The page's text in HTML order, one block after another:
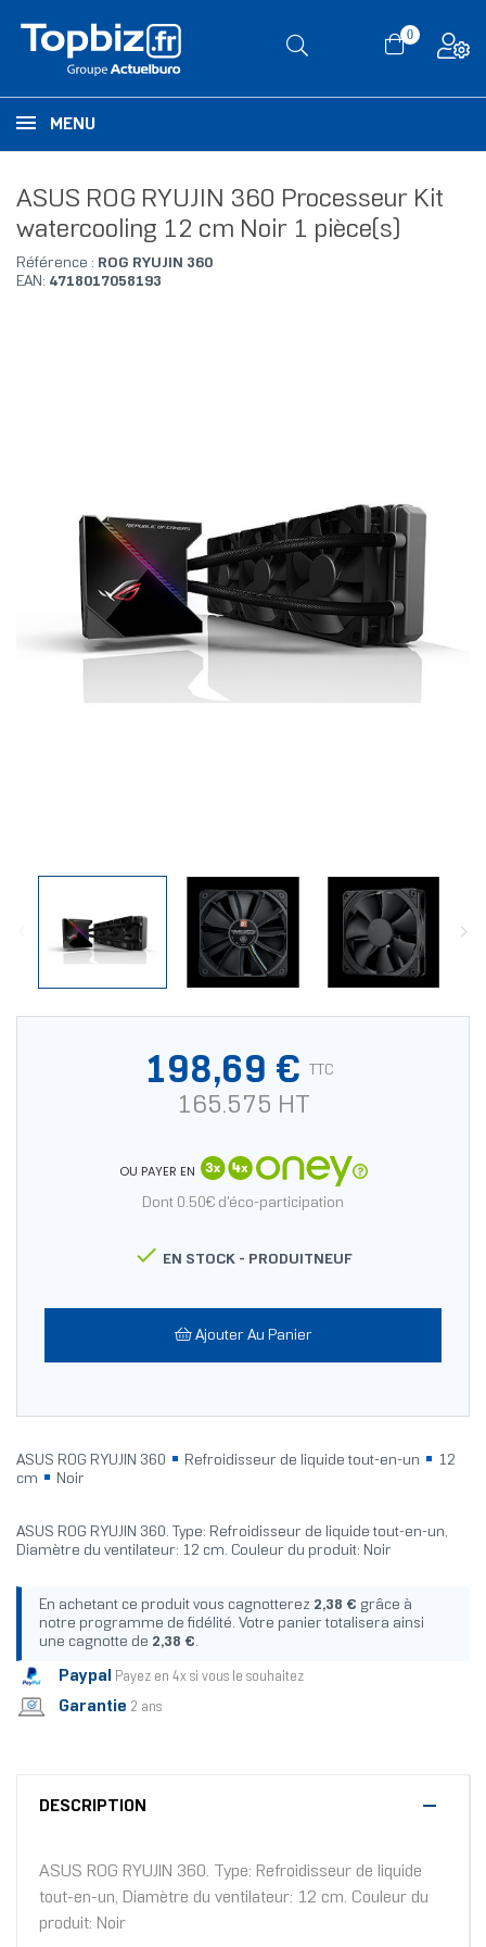
0
MENU
ASUS ROG RYUJIN 360 Processeur Kit
watercooling 12 cm Noir 1 pièce(s)
Référence : ROG RYUJIN 360
EAN: 4718017058193
198,69 € TTC
165.575 HT
OU PAYER EN
Dont 0.50€ d'éco-participation
 EN STOCK - PRODUITNEUF
Ajouter Au Panier
ASUS ROG RYUJIN 360 Refroidisseur de liquide tout-en-un
12
cm
Noir
ASUS ROG RYUJIN 360. Type: Refroidisseur de liquide tout-en-un,
Diamètre du ventilateur: 12 cm. Couleur du produit: Noir
En achetant ce produit vous cagnotterez 2,38 € grâce à
notre programme de fidélité. Votre panier totalisera ainsi
une cagnotte de 2,38 €.
Paypal Payez en 4x si vous le souhaitez
Garantie 2 ans
DESCRIPTION
ASUS ROG RYUJIN 360. Type: Refroidisseur de liquide
tout-en-un, Diamètre du ventilateur: 12 cm. Couleur du
produit: Noir